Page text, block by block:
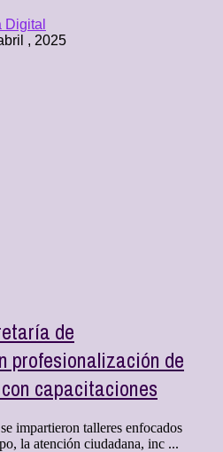
Digital
, 2025
de
profesionalización de
capacitaciones
impartieron talleres enfocados
la atención ciudadana, inc ...